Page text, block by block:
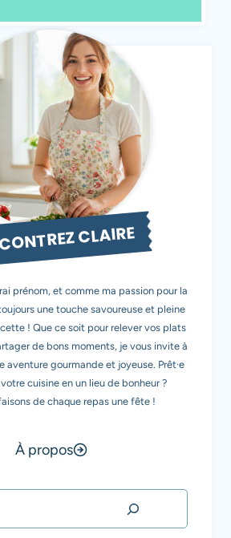
CLAIRE
prénom, et comme ma passion pour la
une touche savoureuse et pleine
! Que ce soit pour relever vos plats
de bons moments, je vous invite à
aventure gourmande et joyeuse. Prêt·e
cuisine en un lieu de bonheur ?
de chaque repas une fête !
À propos